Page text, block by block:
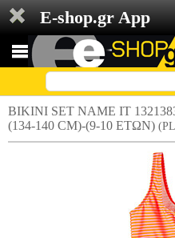
E-shop.gr App
BIKINI SET NAME IT
(134-140 CM)-(9-10 ΕΤΩΝ)